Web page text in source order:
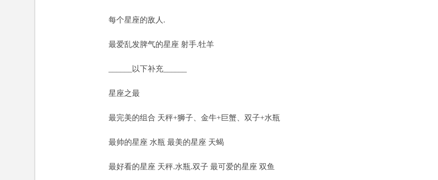
每个星座的敌人.
最爱乱发脾气的星座 射手.牡羊
______以下补充______
星座之最
最完美的组合 天秤+狮子、金牛+巨蟹、双子+水瓶
最帅的星座 水瓶 最美的星座 天蝎
最好看的星座 天秤.水瓶.双子 最可爱的星座 双鱼